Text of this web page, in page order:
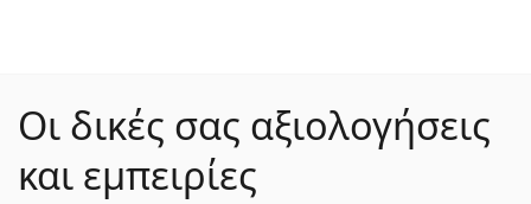
Οι δικές σας αξιολογήσεις
και εμπειρίες